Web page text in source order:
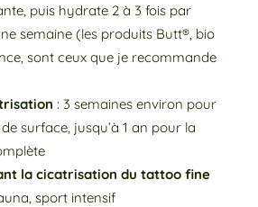
puis hydrate 2 à 3 fois par
semaine (les produits Butt®, bio
sont ceux que je recommande
: 3 semaines environ pour
surface, jusqu’à 1 an pour la
la cicatrisation du tattoo fine
sport intensif